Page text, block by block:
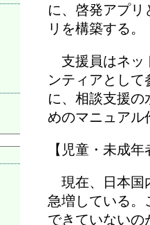
に、啓発アプ
リを構築する。
支援員はネッ
ンティアとし
に、相談支援
めのマニュアル
【児童・未成
現在、日本国
急増している。
できていないの